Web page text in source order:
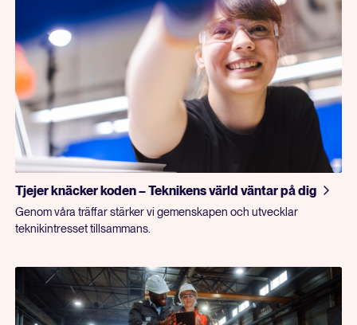
Tjejer knäcker koden – Teknikens värld väntar på dig
Genom våra träffar stärker vi gemenskapen och utvecklar
teknikintresset tillsammans.